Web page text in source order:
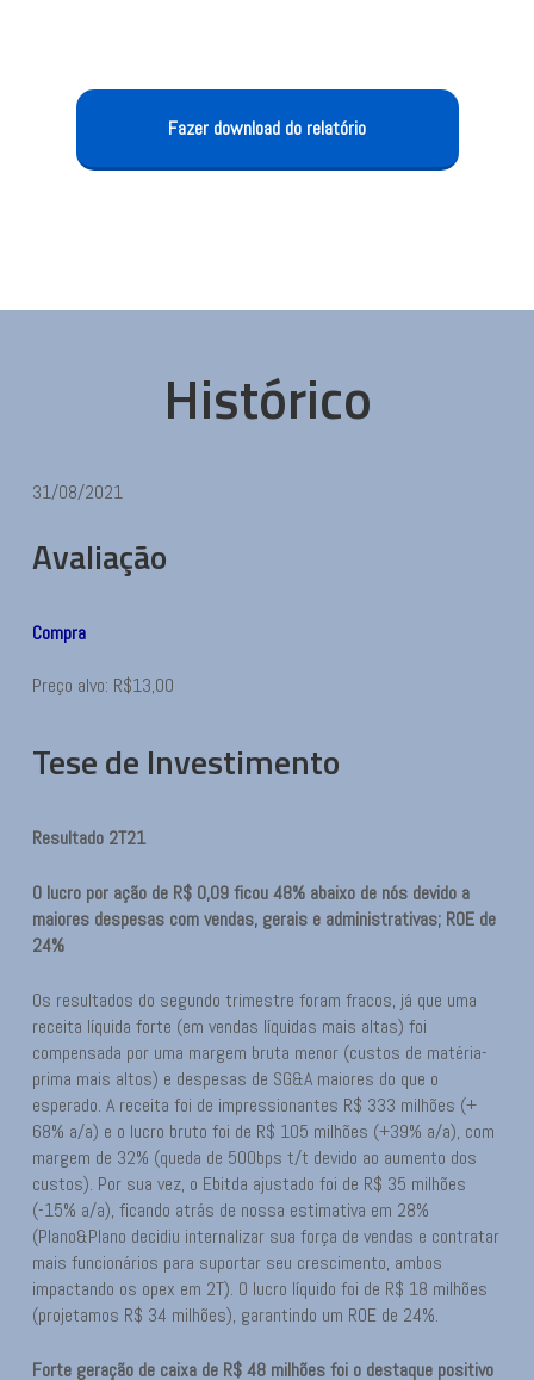
Fazer download do relatório
Histórico
31/08/2021
Avaliação
Compra
Preço alvo: R$13,00
Tese de Investimento
Resultado 2T21
O lucro por ação de R$ 0,09 ficou 48% abaixo de nós devido a
maiores despesas com vendas, gerais e administrativas; ROE de
24%
Os resultados do segundo trimestre foram fracos, já que uma
receita líquida forte (em vendas líquidas mais altas) foi
compensada por uma margem bruta menor (custos de matéria-
prima mais altos) e despesas de SG&A maiores do que o
esperado. A receita foi de impressionantes R$ 333 milhões (+
68% a/a) e o lucro bruto foi de R$ 105 milhões (+39% a/a), com
margem de 32% (queda de 500bps t/t devido ao aumento dos
custos). Por sua vez, o Ebitda ajustado foi de R$ 35 milhões
(-15% a/a), ficando atrás de nossa estimativa em 28%
(Plano&Plano decidiu internalizar sua força de vendas e contratar
mais funcionários para suportar seu crescimento, ambos
impactando os opex em 2T). O lucro líquido foi de R$ 18 milhões
(projetamos R$ 34 milhões), garantindo um ROE de 24%.
Forte geração de caixa de R$ 48 milhões foi o destaque positivo